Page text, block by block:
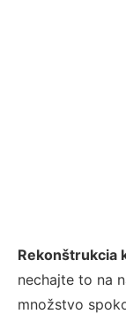
Rekonštrukcia
nechajte to na
množstvo